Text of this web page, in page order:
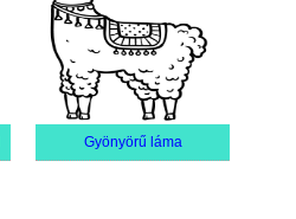
Gyönyörű láma